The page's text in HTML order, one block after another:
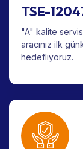
TSE-
"A" kalite
aracınız ilk
hedefliyoruz.